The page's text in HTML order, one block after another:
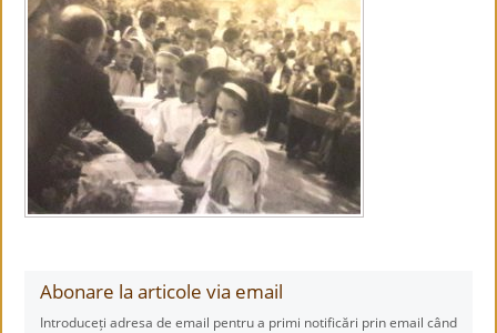
Abonare la articole via email
Introduceți adresa de email pentru a primi notificări prin email când